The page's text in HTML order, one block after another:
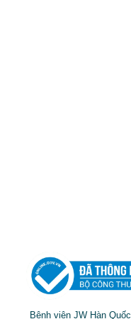
Bệnh viện JW Hàn Quốc